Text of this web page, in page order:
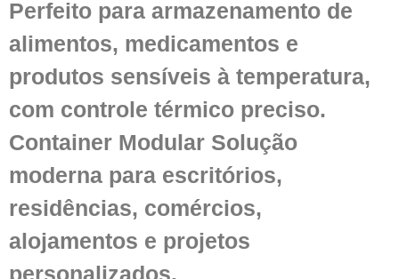
Perfeito para armazenamento de
alimentos, medicamentos e
produtos sensíveis à temperatura,
com controle térmico preciso.
Container Modular Solução
moderna para escritórios,
residências, comércios,
alojamentos e projetos
personalizados.